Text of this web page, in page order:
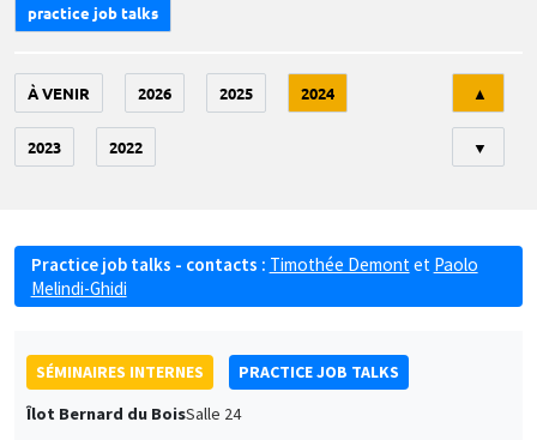
practice job talks
À VENIR 2026 2025 2024
2023 2022
▲
▼
Practice job talks - contacts : Timothée Demont et Paolo
Melindi-Ghidi
SÉMINAIRES INTERNES
PRACTICE JOB TALKS
Îlot Bernard du BoisSalle 24